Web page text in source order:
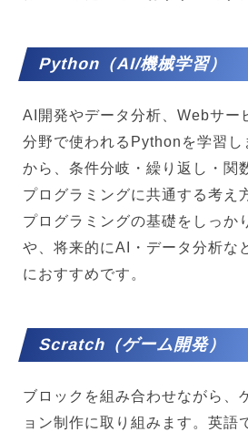
Python（AI/機械学習）
AI開発やデータ分析、Webサー
分野で使われるPythonを学習し
から、条件分岐・繰り返し・関
プログラミングに共通する考え
プログラミングの基礎をしっか
や、将来的にAI・データ分析な
におすすめです。
Scratch（ゲーム開発）
ブロックを組み合わせながら、
ョン制作に取り組みます。英語